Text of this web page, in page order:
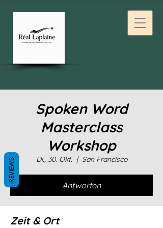
Spoken Word
Masterclass
Workshop
Di., 30. Okt.
  |
San Francisco
Antworten
Zeit & Ort
REVIEWS